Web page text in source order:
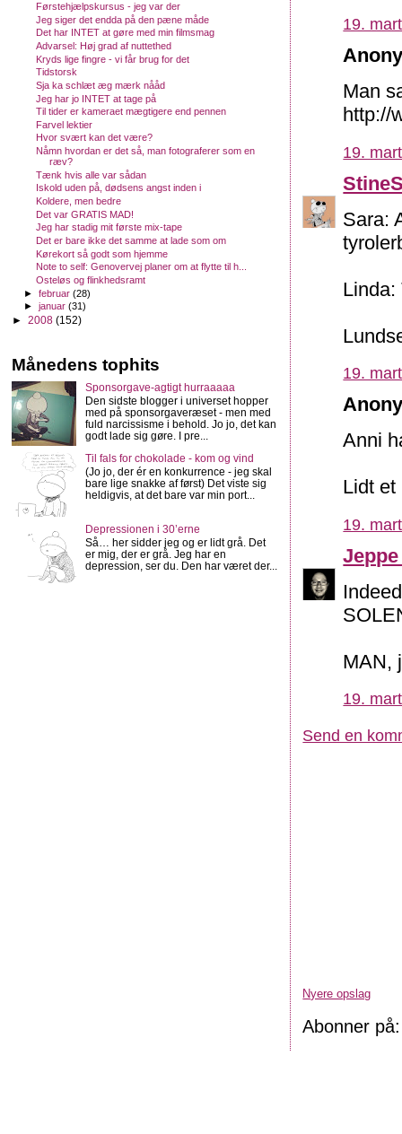
19.
Man
http://
19.
Sara:
Linda:
19.
Anni
Lidt
19.
MAN,
19.
Send en
Nyere opslag
Abonner
Førstehjælpskursus - jeg var der
Jeg siger det endda på den pæne måde
Det har INTET at gøre med min filmsmag
Advarsel: Høj grad af nuttethed
Kryds lige fingre - vi får brug for det
Tidstorsk
Sja ka schlæt æg mærk nååd
Jeg har jo INTET at tage på
Til tider er kameraet mægtigere end pennen
Farvel lektier
Hvor svært kan det være?
Nåmn hvordan er det så, man fotograferer som en
ræv?
Tænk hvis alle var sådan
Iskold uden på, dødsens angst inden i
Koldere, men bedre
Det var GRATIS MAD!
Jeg har stadig mit første mix-tape
Det er bare ikke det samme at lade som om
Kørekort så godt som hjemme
Note to self: Genovervej planer om at flytte til h...
Osteløs og flinkhedsramt
►februar(28)
►januar(31)
► 2008 (152)
Månedens tophits
Sponsorgave-agtigt hurraaaaa
Den sidste blogger i universet hopper
med på sponsorgaveræset - men med
fuld narcissisme i behold. Jo jo, det kan
godt lade sig gøre. I pre...
Til fals for chokolade - kom og vind
(Jo jo, der ér en konkurrence - jeg skal
bare lige snakke af først) Det viste sig
heldigvis, at det bare var min port...
Depressionen i 30’erne
Så… her sidder jeg og er lidt grå. Det
er mig, der er grå. Jeg har en
depression, ser du. Den har været der...